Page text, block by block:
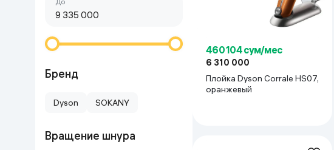
Спортивные товары
Автотовары
Очки виртуальной реальности
Бренд
Dyson SOKANY
Вращение шнура
460 104 сум/мес
6 310 000
Плойка Dyson Corrale HS07,
оранжевый